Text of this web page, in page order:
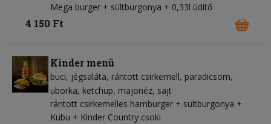
Mega burger + sültburgonya + 0,33l üdítő
4 150 Ft
Kinder menü
buci jégsaláta rántott csirkemell paradicsom
uborka ketchup majonéz sajt
rántott csirkemelles hamburger + sültburgonya +
Kubu + Kinder Country csoki